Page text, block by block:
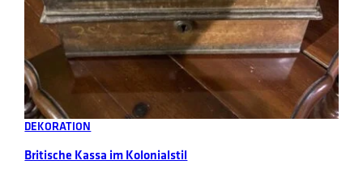
Add to cart
DEKORATION
Britische Kassa im Kolonialstil